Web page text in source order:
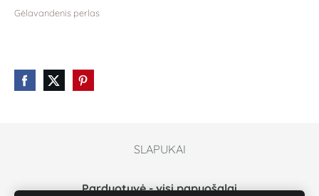
Gėlavandenis perlas
SLAPUKAI
Parduotuvė - visi papuošalai